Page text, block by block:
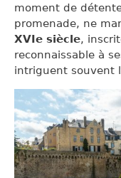
moment de
promenade, ne
XVIe siècle,
reconnaissable à
intriguent souvent